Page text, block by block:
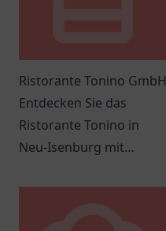
Ristorante Tonino GmbH
Entdecken Sie das
Ristorante Tonino in
Neu-Isenburg mit
italienischer Küche und